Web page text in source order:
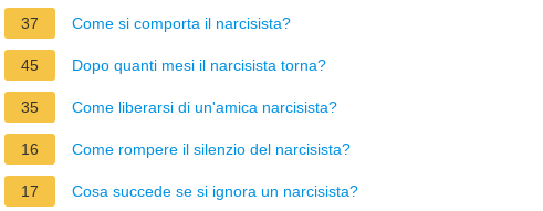
37 Come si comporta il narcisista?
45 Dopo quanti mesi il narcisista torna?
35 Come liberarsi di un'amica narcisista?
16 Come rompere il silenzio del narcisista?
17 Cosa succede se si ignora un narcisista?